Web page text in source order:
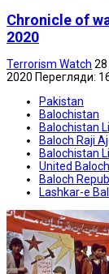
Chronicle of
2020
Terrorism Watch 28
2020 Перегляди:
Pakistan
Balochistan
Balochistan
Baloch Raji
Balochistan
United
Baloch
Lashkar-e